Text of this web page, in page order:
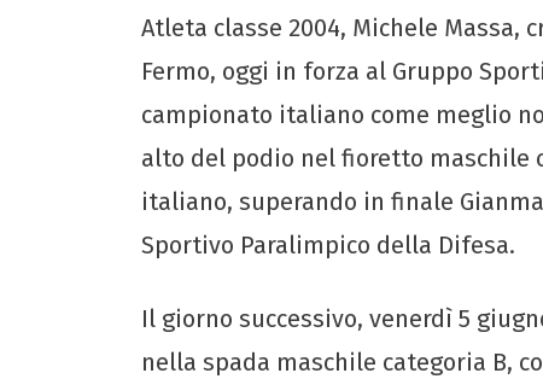
Atleta classe 2004, Michele Massa,
Fermo, oggi in forza al Gruppo
campionato italiano come meglio
alto del podio nel fioretto maschile
italiano, superando in finale
Sportivo Paralimpico della Difesa.
Il giorno successivo, venerdì 5
nella spada maschile categoria B,